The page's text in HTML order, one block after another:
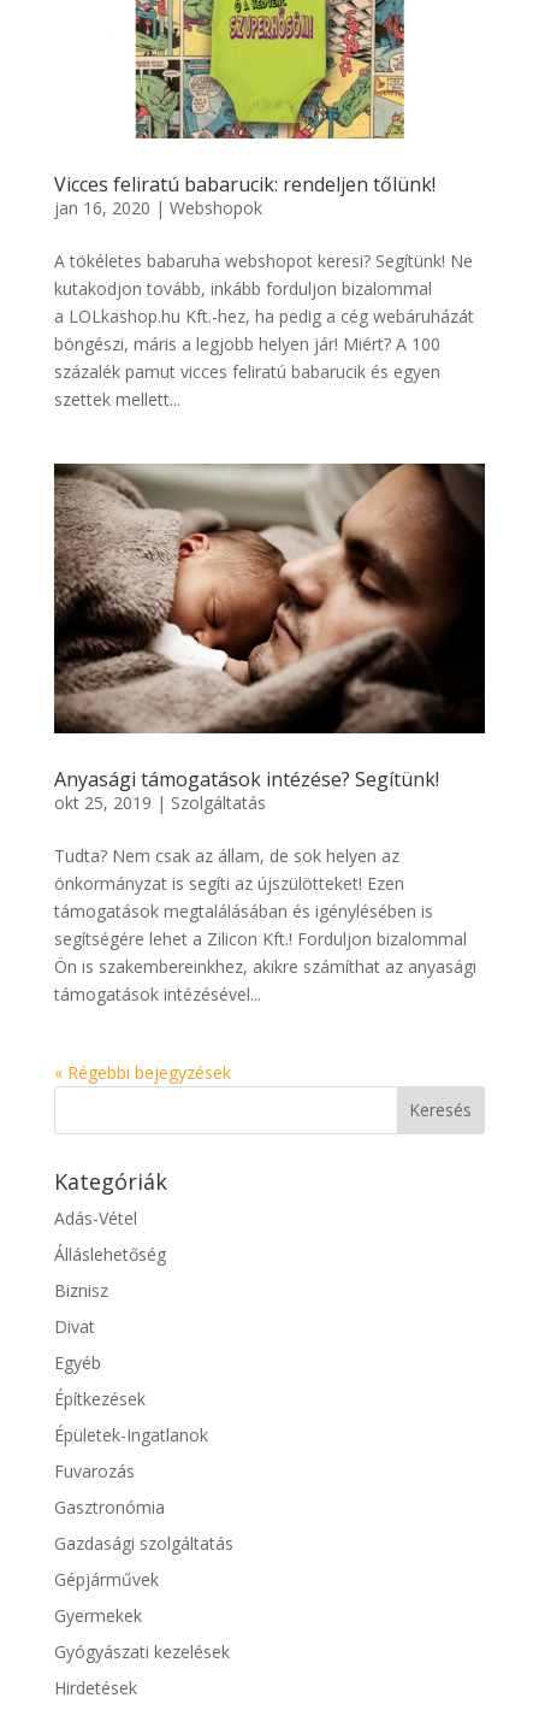
Vicces feliratú babarucik: rendeljen tőlünk!
jan 16, 2020 | Webshopok
A tökéletes babaruha webshopot keresi? Segítünk! Ne
kutakodjon tovább, inkább forduljon bizalommal
a LOLkashop.hu Kft.-hez, ha pedig a cég webáruházát
böngészi, máris a legjobb helyen jár! Miért? A 100
százalék pamut vicces feliratú babarucik és egyen
szettek mellett...
Anyasági támogatások intézése? Segítünk!
okt 25, 2019 | Szolgáltatás
Tudta? Nem csak az állam, de sok helyen az
önkormányzat is segíti az újszülötteket! Ezen
támogatások megtalálásában és igénylésében is
segítségére lehet a Zilicon Kft.! Forduljon bizalommal
Ön is szakembereinkhez, akikre számíthat az anyasági
támogatások intézésével...
« Régebbi bejegyzések
Kategóriák
Adás-Vétel
Álláslehetőség
Biznisz
Divat
Egyéb
Építkezések
Épületek-Ingatlanok
Fuvarozás
Gasztronómia
Gazdasági szolgáltatás
Gépjárművek
Gyermekek
Gyógyászati kezelések
Hirdetések